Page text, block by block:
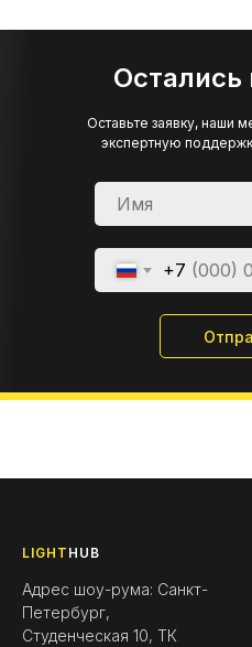
Остались
+7
Оставьте заявку, наши
экспертную
LIGHT HUB
Адрес шоу-рума: Санкт-
Петербург,
Студенческая 10, ТК